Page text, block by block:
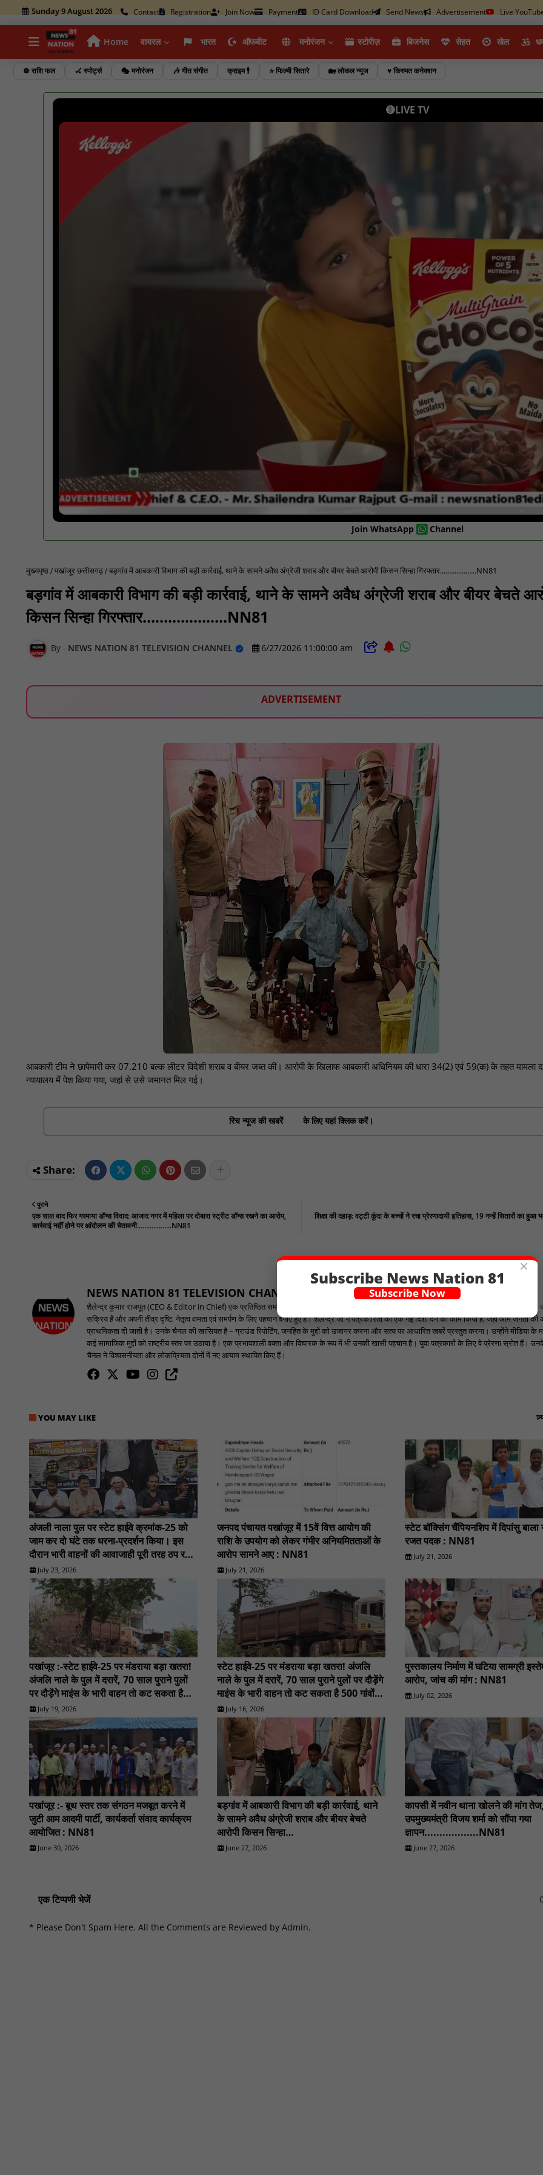
Sunday 9 August 2026 Contact Registration Join Now Payment ID Card Download Send News Advertisement Live
Home वायरल भारत ऑफबीट मनोरंजन स्टोरीज़ ब‍िजनेस सेहत खेल
☸️ राशि फल 🏑 स्पोर्ट्स 🎭 मनोरंजन 🎶 गीत संगीत क्राइम 🕴️ ⭐ फिल्मी सितारे 🏡 लोकल न्यूज ♥️ किस्मत कनेक्शन
🔴LIVE TV
Join WhatsApp Channel
मुख्यपृष्ठ पखांजूर छत्तीसगढ़ बड़गांव में आबकारी विभाग की बड़ी कार्रवाई, थाने के सामने अवैध अंग्रेजी शराब और बीयर बेचते आरोपी किसन सिन्हा गिरफ्तार....................NN81
बड़गांव में आबकारी विभाग की बड़ी कार्रवाई, थाने के सामने अवैध अंग्रेजी शराब और बीयर बेचते
किसन सिन्हा गिरफ्तार....................NN81
NEWS NATION 81 TELEVISION CHANNEL 6/27/2026 11:00:00 am
ADVERTISEMENT
आबकारी टीम ने छापेमारी कर 07.210 बल्क लीटर विदेशी शराब व बीयर जब्त की। आरोपी के खिलाफ आबकारी अधिनियम की धारा 34(2) एवं 59(क) के तहत मामला
न्यायालय में पेश किया गया, जहां से उसे जमानत मिल गई।
रिच न्यूज की खबरें के लिए यहां क्लिक करें।
शिक्षा की दहाड़: वट्टी कुंदा के बच्चों ने रचा प्रेरणादायी इतिहास, 19 नन्हें सितारों का हुआ
पुराने
एक साल बाद फिर गरमाया डॉग्स विवाद: आजाद नगर में महिला पर दोबारा स्ट्रीट डॉग्स रखने का आरोप,
कार्रवाई नहीं होने पर आंदोलन की चेतावनी...................NN81
NEWS NATION 81 TELEVISION CHANNEL
शैलेन्द्र कुमार राजपूत (CEO & Editor in Chief) एक प्रतिष्ठित समाचार चैनल के संपादक हैं, जो निष्पक्ष और सटीक पत्रकारिता के लिए जाने जाते हैं। वे वर्षों से मीडिया
सक्रिय हैं और अपनी तीव्र दृष्टि, नेतृत्व क्षमता एवं समर्पण के लिए पहचान बनाए हुए हैं। शैलेन्द्र जी ने पत्रकारिता को एक नई दिशा देने का काम किया है, जहां आम जनता
प्राथमिकता दी जाती है। उनके चैनल की खासियत है – ग्राउंड रिपोर्टिंग, जनहित के मुद्दों को उजागर करना और सत्य पर आधारित खबरें प्रस्तुत करना। उन्होंने मीडिया के
कई सामाजिक मुद्दों को राष्ट्रीय स्तर पर उठाया है। एक प्रभावशाली वक्ता और विचारक के रूप में भी उनकी खासी पहचान है। युवा पत्रकारों के लिए वे प्रेरणा स्रोत हैं।
चैनल ने विश्वसनीयता और लोकप्रियता दोनों में नए आयाम स्थापित किए हैं।
YOU MAY LIKE
अंजली नाला पुल पर स्टेट हाईवे क्रमांक-25 को
जाम कर दो घंटे तक धरना-प्रदर्शन किया। इस
दौरान भारी वाहनों की आवाजाही पूरी तरह ठप रही :
Nn81
July 23, 2026
जनपद पंचायत पखांजूर में 15वें वित्त आयोग की
राशि के उपयोग को लेकर गंभीर अनियमितताओं के
आरोप सामने आए : NN81
July 21, 2026
स्टेट बॉक्सिंग चैंपियनशिप में दिपांसु बाला
रजत पदक : NN81
July 21, 2026
पखांजूर :-स्टेट हाईवे-25 पर मंडराया बड़ा खतरा!
अंजलि नाले के पुल में दरारें, 70 साल पुराने पुलों
पर दौड़ेंगे माइंस के भारी वाहन तो कट सकता है
500 गांवों का संपर्क : NN81
July 19, 2026
स्टेट हाईवे-25 पर मंडराया बड़ा खतरा! अंजलि
नाले के पुल में दरारें, 70 साल पुराने पुलों पर दौड़ेंगे
माइंस के भारी वाहन तो कट सकता है 500 गांवों
का संपर्क : NN81
July 16, 2026
पुस्तकालय निर्माण में घटिया सामग्री
आरोप, जांच की मांग : NN81
July 02, 2026
पखांजूर :- बूथ स्तर तक संगठन मजबूत करने में
जुटी आम आदमी पार्टी, कार्यकर्ता संवाद कार्यक्रम
आयोजित : NN81
June 30, 2026
बड़गांव में आबकारी विभाग की बड़ी कार्रवाई, थाने
के सामने अवैध अंग्रेजी शराब और बीयर बेचते
आरोपी किसन सिन्हा
गिरफ्तार....................NN81
June 27, 2026
कापसी में नवीन थाना खोलने की मांग तेज,
उपमुख्यमंत्री विजय शर्मा को सौंपा गया
ज्ञापन..................NN81
June 27, 2026
एक टिप्पणी भेजें
* Please Don't Spam Here. All the Comments are Reviewed by Admin.
×
Subscribe News Nation 81
Subscribe Now